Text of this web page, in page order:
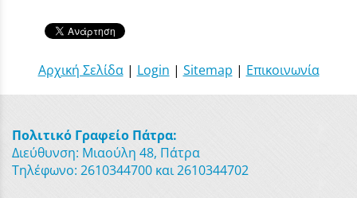
Αρχική Σελίδα| Login | Sitemap | Επικοινωνία
Πολιτικό Γραφείο Πάτρα:
Διεύθυνση: Μιαούλη 48, Πάτρα
Τηλέφωνο: 2610344700 και 2610344702